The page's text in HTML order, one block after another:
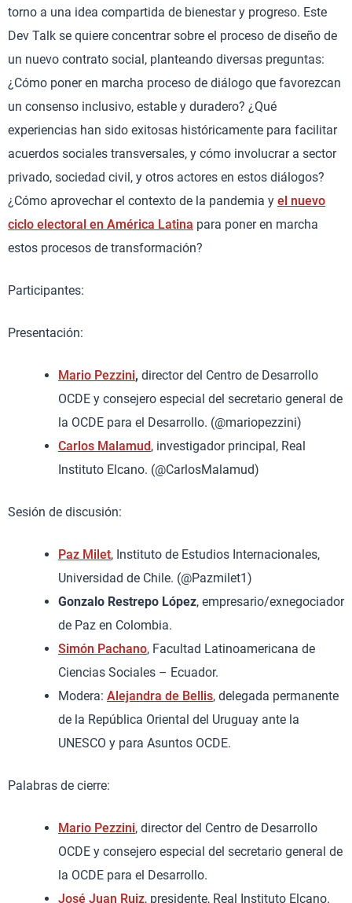
torno a una idea compartida de bienestar y progreso. Este
Dev Talk se quiere concentrar sobre el proceso de diseño de
un nuevo contrato social, planteando diversas preguntas:
¿Cómo poner en marcha proceso de diálogo que favorezcan
un consenso inclusivo, estable y duradero? ¿Qué
experiencias han sido exitosas históricamente para facilitar
acuerdos sociales transversales, y cómo involucrar a sector
privado, sociedad civil, y otros actores en estos diálogos?
¿Cómo aprovechar el contexto de la pandemia y el nuevo
ciclo electoral en América Latina para poner en marcha
estos procesos de transformación?
Participantes:
Presentación:
Mario Pezzini, director del Centro de Desarrollo
OCDE y consejero especial del secretario general de
la OCDE para el Desarrollo. (@mariopezzini)
Carlos Malamud, investigador principal, Real
Instituto Elcano. (@CarlosMalamud)
Sesión de discusión:
Paz Milet, Instituto de Estudios Internacionales,
Universidad de Chile. (@Pazmilet1)
Gonzalo Restrepo López, empresario/exnegociador
de Paz en Colombia.
Simón Pachano, Facultad Latinoamericana de
Ciencias Sociales – Ecuador.
Modera: Alejandra de Bellis, delegada permanente
de la República Oriental del Uruguay ante la
UNESCO y para Asuntos OCDE.
Palabras de cierre:
Mario Pezzini, director del Centro de Desarrollo
OCDE y consejero especial del secretario general de
la OCDE para el Desarrollo.
José Juan Ruiz, presidente, Real Instituto Elcano.